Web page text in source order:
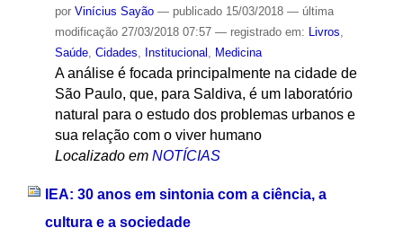
por Vinícius Sayão — publicado15/03/2018 — última
modificação27/03/2018 07:57 — registrado em: Livros
Saúde, Cidades Institucional Medicina
A análise é focada principalmente na cidade de
São Paulo, que, para Saldiva, é um laboratório
natural para o estudo dos problemas urbanos e
sua relação com o viver humano
Localizado em NOTÍCIAS
IEA: 30 anos em sintonia com a ciência, a
cultura e a sociedade